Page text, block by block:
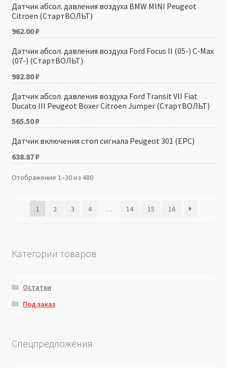
Датчик абсол. давления воздуха BMW MINI Peugeot
Citroen (СтартВОЛЬТ)
962.00₽
Датчик абсол. давления воздуха Ford Focus II (05-) C-Max
(07-) (СтартВОЛЬТ)
982.80₽
Датчик абсол. давления воздуха Ford Transit VII Fiat
Ducato III Peugeot Boxer Citroen Jumper (СтартВОЛЬТ)
565.50₽
Датчик включения стоп сигнала Peugeot 301 (EPC)
638.87₽
Отображение 1–30 из 480
1 2 3 4 … 14 15 16
Категории товаров
Остатки
Под заказ
Спецпредложения